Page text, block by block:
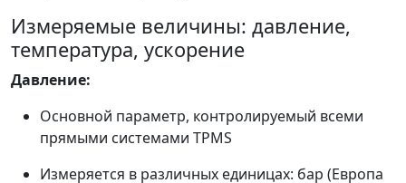
Измеряемые величины: давление,
температура, ускорение
Давление:
Основной параметр, контролируемый всеми
прямыми системами TPMS
Измеряется в различных единицах: бар (Европа